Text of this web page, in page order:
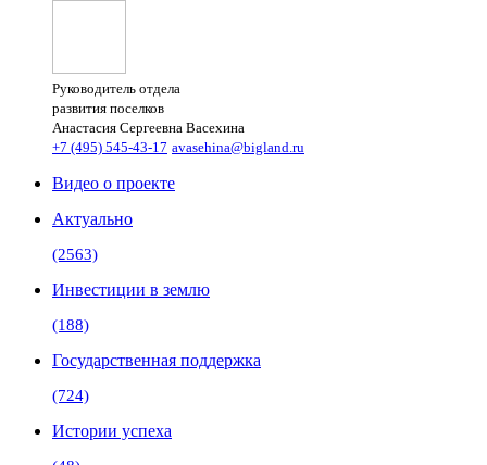
Руководитель отдела
развития поселков
Анастасия Сергеевна Васехина
+7 (495) 545-43-17 avasehina@bigland.ru
Видео о проекте
Актуально
(2563)
Инвестиции в землю
(188)
Государственная поддержка
(724)
Истории успеха